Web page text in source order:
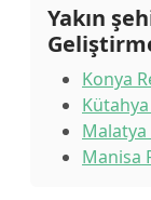
Yakın
Konya
Manisa